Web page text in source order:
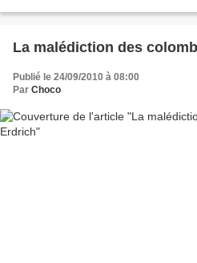
La malédiction des
Publié le 24/09/2010 à 08:00
Par Choco